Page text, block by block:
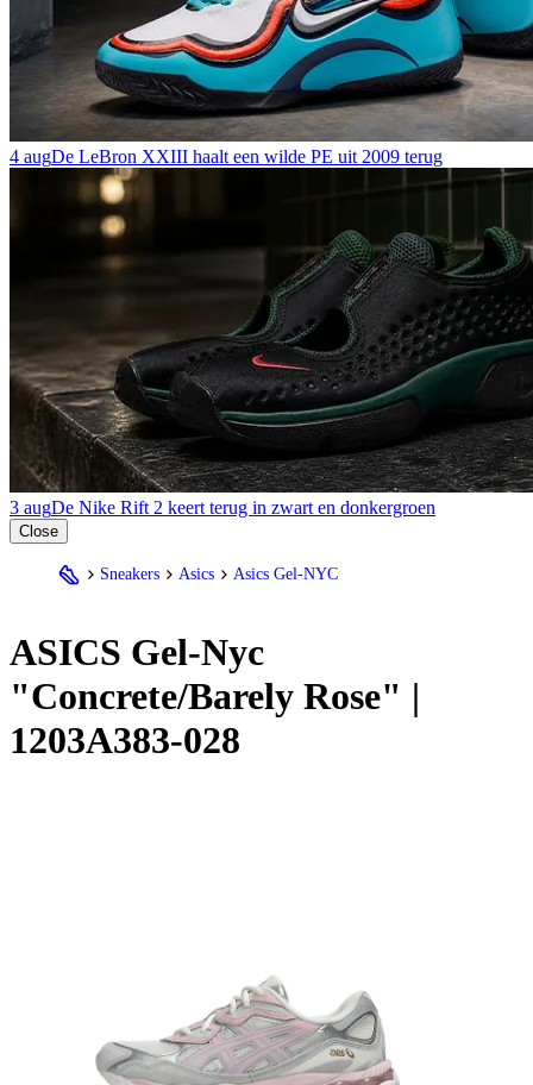
4 augDe LeBron XXIII haalt een wilde PE uit 2009 terug
3 augDe Nike Rift 2 keert terug in zwart en donkergroen
Close
Sneakers Asics Asics Gel-NYC
ASICS Gel-Nyc
"Concrete/Barely Rose" |
1203A383-028